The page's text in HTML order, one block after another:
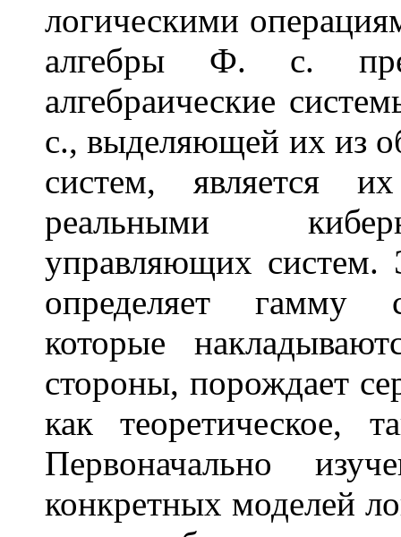
логическими
алгебры Ф. с.
алгебраические
с., выделяющей их из
систем, является
реальными
управляющих систем.
определяет гамму
которые
стороны, порождает
как теоретическое,
Первоначально
конкретных моделей